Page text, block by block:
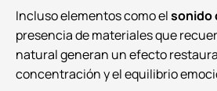
Incluso elementos como elsonido
presencia de materiales que
natural generan un efecto
concentración y el equilibrio